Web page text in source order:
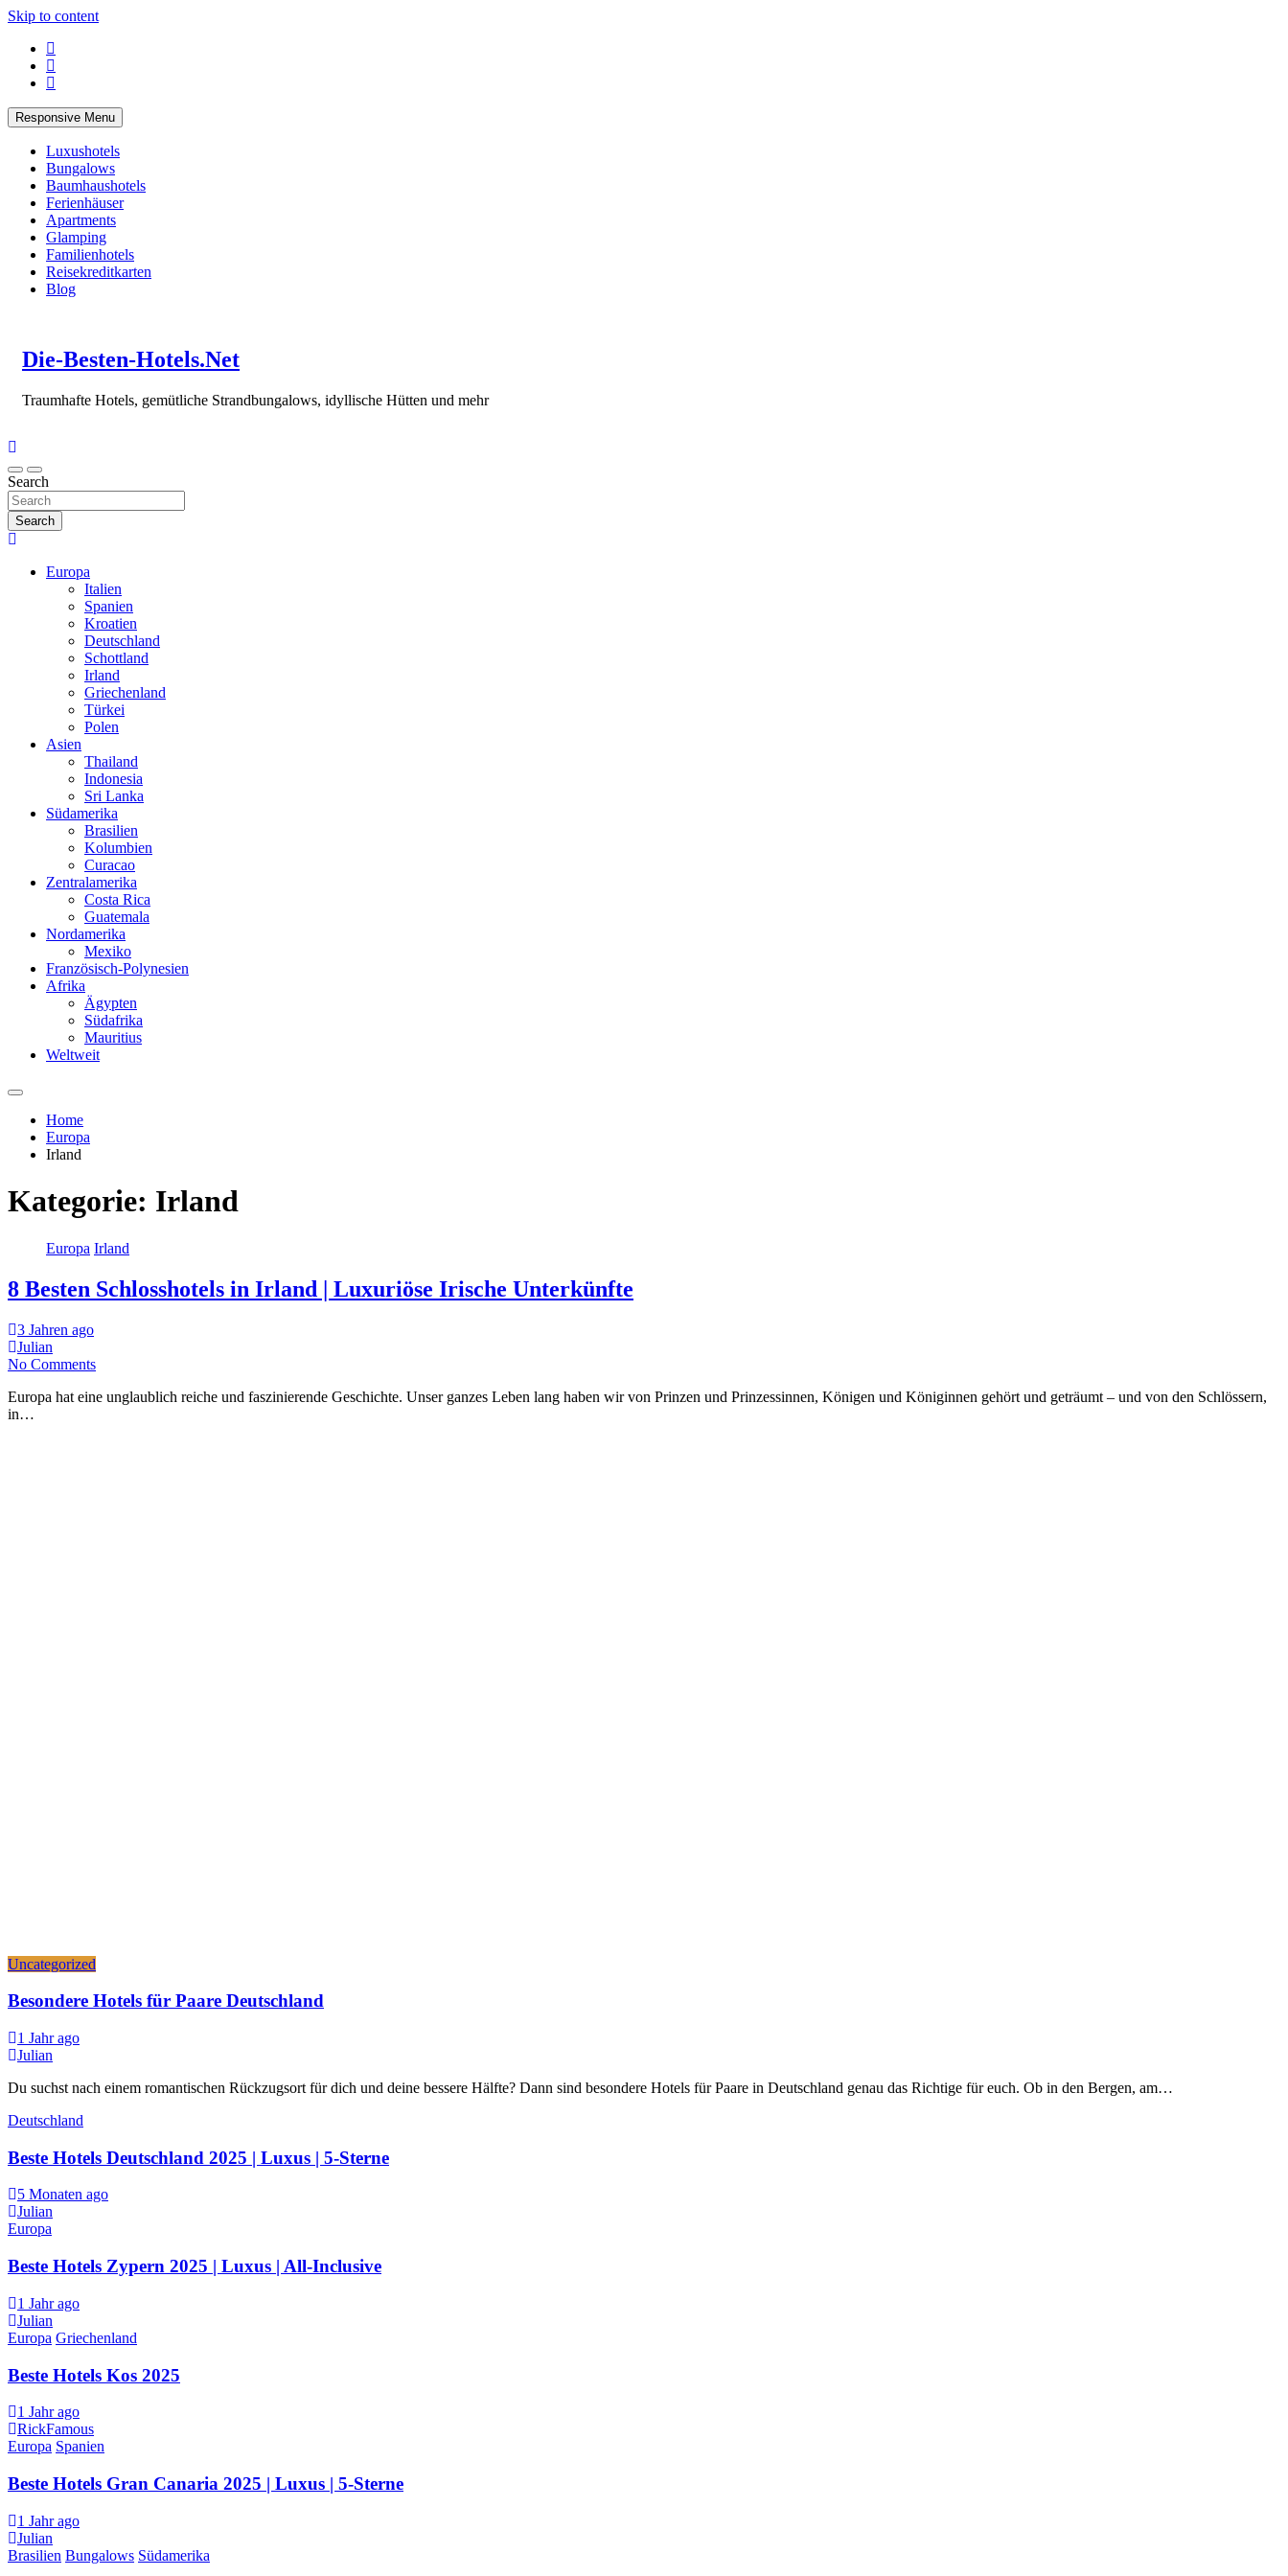
Skip to content
Responsive Menu
Luxushotels
Bungalows
Baumhaushotels
Ferienhäuser
Apartments
Glamping
Familienhotels
Reisekreditkarten
Blog
Die-Besten-Hotels.Net
Traumhafte Hotels, gemütliche Strandbungalows, idyllische Hütten und mehr
Search
Search
Europa
Italien
Spanien
Kroatien
Deutschland
Schottland
Irland
Griechenland
Türkei
Polen
Asien
Thailand
Indonesia
Sri Lanka
Südamerika
Brasilien
Kolumbien
Curacao
Zentralamerika
Costa Rica
Guatemala
Nordamerika
Mexiko
Französisch-Polynesien
Afrika
Ägypten
Südafrika
Mauritius
Weltweit
Home
Europa
Irland
Kategorie: Irland
Europa Irland
8 Besten Schlosshotels in Irland | Luxuriöse Irische Unterkünfte
3 Jahren ago
Julian
No Comments
Europa hat eine unglaublich reiche und faszinierende Geschichte. Unser ganzes Leben lang haben wir von Prinzen und Prinzessinnen, Königen und Königinnen gehört und geträumt – und von den Schlössern,
in…
Uncategorized
Besondere Hotels für Paare Deutschland
1 Jahr ago
Julian
Du suchst nach einem romantischen Rückzugsort für dich und deine bessere Hälfte? Dann sind besondere Hotels für Paare in Deutschland genau das Richtige für euch. Ob in den Bergen, am…
Deutschland
Beste Hotels Deutschland 2025 | Luxus | 5-Sterne
5 Monaten ago
Julian
Europa
Beste Hotels Zypern 2025 | Luxus | All-Inclusive
1 Jahr ago
Julian
Europa Griechenland
Beste Hotels Kos 2025
1 Jahr ago
RickFamous
Europa Spanien
Beste Hotels Gran Canaria 2025 | Luxus | 5-Sterne
1 Jahr ago
Julian
Brasilien Bungalows Südamerika